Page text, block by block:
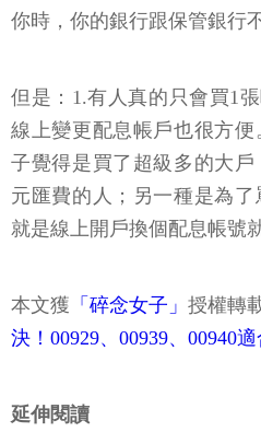
你時，你的銀行跟保管銀行
但是：1.有人真的只會買1
線上變更配息帳戶也很方
子覺得是買了超級多的大
元匯費的人；另一種是為
就是線上開戶換個配息帳號
本文獲 「碎念女子」 授權轉
決！00929、00939、00940
延伸閱讀